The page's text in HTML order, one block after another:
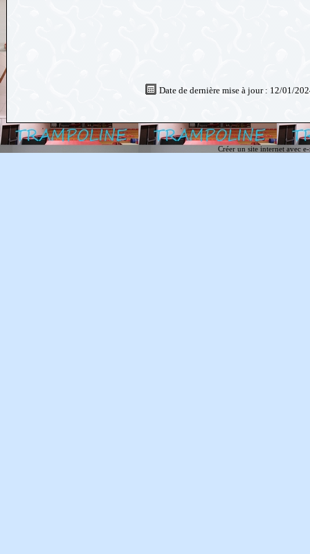
Date de dernière mise à jour : 12/01/
Créer un site internet avec